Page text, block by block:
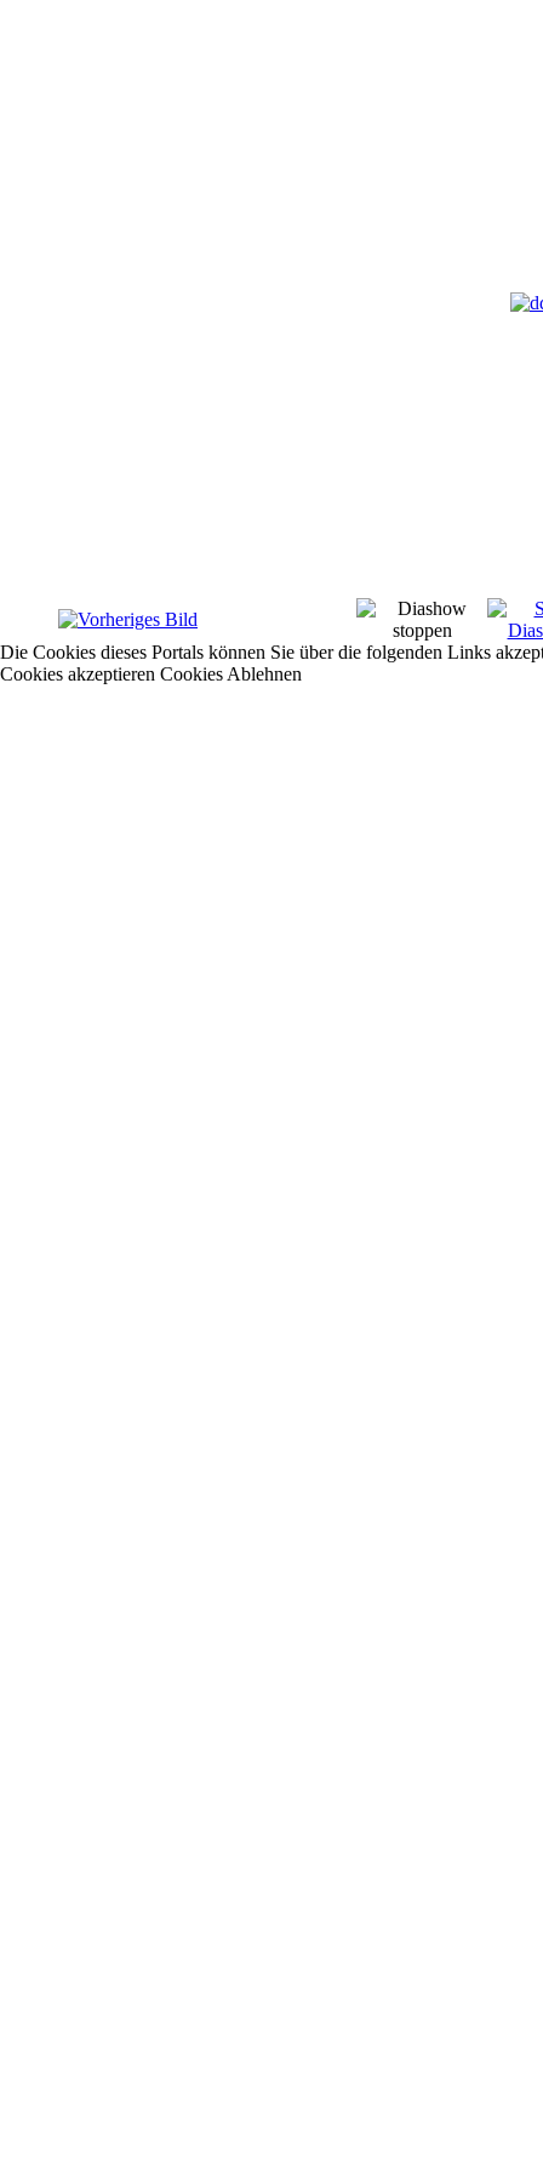
Die Cookies dieses Portals können Sie über die folgenden Links
Cookies akzeptieren Cookies Ablehnen